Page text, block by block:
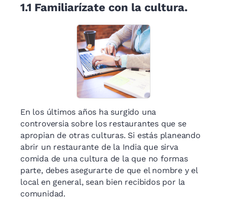
1.1 Familiarízate con la cultura.
En los últimos años ha surgido una
controversia sobre los restaurantes que se
apropian de otras culturas. Si estás planeando
abrir un restaurante de la India que sirva
comida de una cultura de la que no formas
parte, debes asegurarte de que el nombre y el
local en general, sean bien recibidos por la
comunidad.